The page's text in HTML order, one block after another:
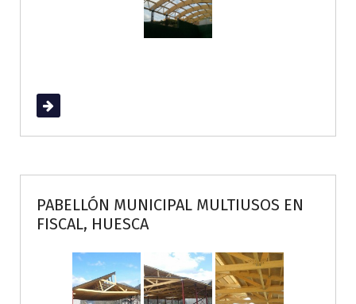
Read More
PABELLÓN MUNICIPAL MULTIUSOS EN
FISCAL, HUESCA